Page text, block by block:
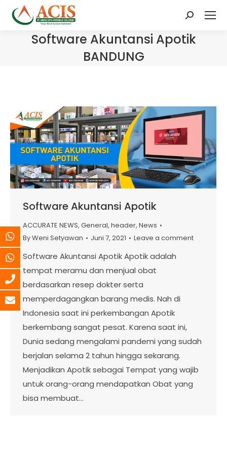
Search:
Software Akuntansi Apotik
BANDUNG
Software Akuntansi Apotik
ACCURATE NEWS, General, header, News
ByWeni Setyawan Juni 7, 2021 Leave a comment
Software Akuntansi Apotik Apotik adalah
tempat meramu dan menjual obat
berdasarkan resep dokter serta
memperdagangkan barang medis. Nah di
Indonesia saat ini perkembangan Apotik
berkembang sangat pesat. Karena saat ini,
Dunia sedang mengalami pandemi yang sudah
berjalan selama 2 tahun hingga sekarang.
Menjadikan Apotik sebagai Tempat yang wajib
untuk orang-orang mendapatkan Obat yang
bisa membuat…